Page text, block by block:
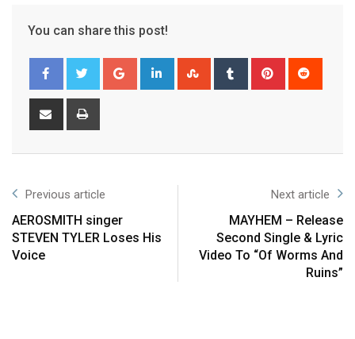
You can share this post!
Previous article
AEROSMITH singer
STEVEN TYLER Loses His
Voice
Next article
MAYHEM – Release
Second Single & Lyric
Video To “Of Worms And
Ruins”